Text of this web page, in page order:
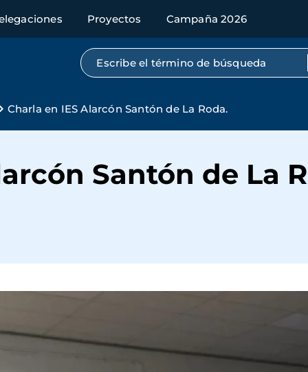
Proyectos Campaña 2026
Búsqueda por texto completo
Charla en IES Alarcón Santón de La Roda.
Santón de La